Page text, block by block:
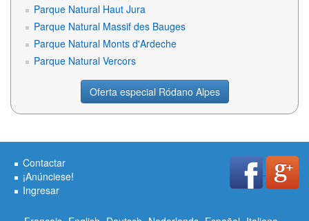
Parque Natural Haut Jura
Parque Natural Massif des Bauges
Parque Natural Monts d'Ardeche
Parque Natural Vercors
Oferta especial Ródano Alpes
Contactar
¡Anúnciese!
Ingresar